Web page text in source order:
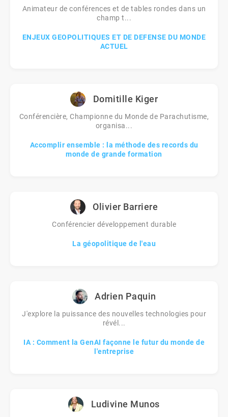
Animateur de conférences et de tables rondes dans un
champ t...
ENJEUX GEOPOLITIQUES ET DE DEFENSE DU MONDE
ACTUEL
Domitille Kiger
Conférencière, Championne du Monde de Parachutisme,
organisa...
Accomplir ensemble : la méthode des records du
monde de grande formation
Olivier Barriere
Conférencier développement durable
La géopolitique de l'eau
Adrien Paquin
J'explore la puissance des nouvelles technologies pour
révél...
IA : Comment la GenAI façonne le futur du monde de
l'entreprise
Ludivine Munos